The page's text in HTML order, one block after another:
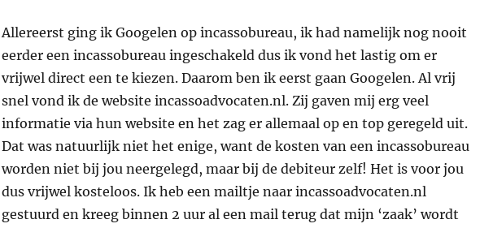
Allereerst ging ik Googelen op incassobureau, ik had namelijk nog nooit
eerder een incassobureau ingeschakeld dus ik vond het lastig om er
vrijwel direct een te kiezen. Daarom ben ik eerst gaan Googelen. Al vrij
snel vond ik de website incassoadvocaten.nl. Zij gaven mij erg veel
informatie via hun website en het zag er allemaal op en top geregeld uit.
Dat was natuurlijk niet het enige, want de kosten van een incassobureau
worden niet bij jou neergelegd, maar bij de debiteur zelf! Het is voor jou
dus vrijwel kosteloos. Ik heb een mailtje naar incassoadvocaten.nl
gestuurd en kreeg binnen 2 uur al een mail terug dat mijn ‘zaak’ wordt